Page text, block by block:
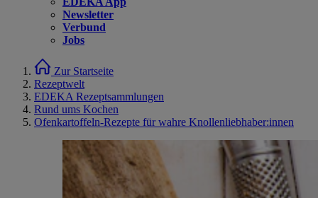
Newsletter
Verbund
Jobs
Zur Startseite
Rezeptwelt
EDEKA Rezeptsammlungen
Rund ums Kochen
Ofenkartoffeln-Rezepte für wahre Knollenliebhaber:innen